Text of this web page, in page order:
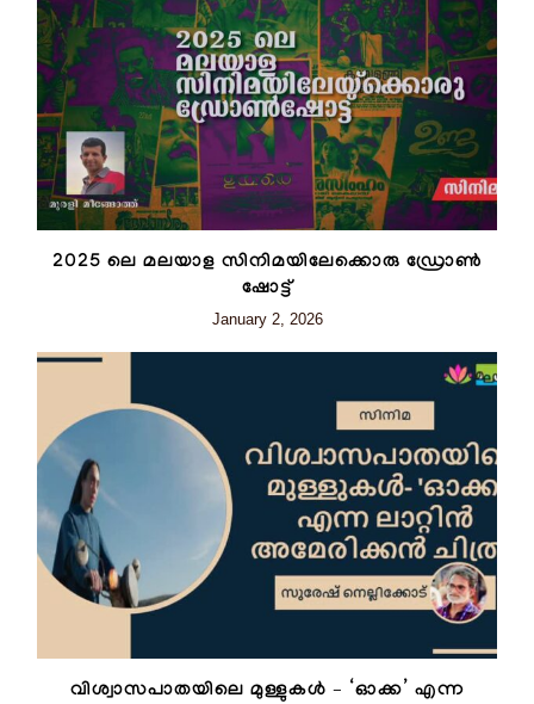
2025 ലെ മലയാള സിനിമയിലേക്കൊരു ഡ്രോൺ
ഷോട്ട്
January 2, 2026
വിശ്വാസപാതയിലെ മുള്ളുകള്‍ – ‘ഓക്ക’ എന്ന